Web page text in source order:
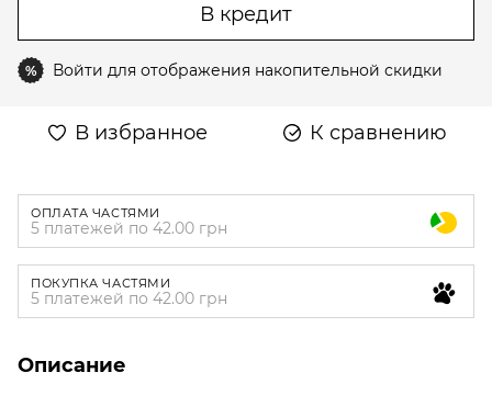
В кредит
% Войти для отображения накопительной скидки
В избранное К сравнению
ОПЛАТА ЧАСТЯМИ
5 платежей по 42.00 грн
ПОКУПКА ЧАСТЯМИ
5 платежей по 42.00 грн
Описание